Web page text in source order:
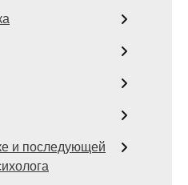
и последующей